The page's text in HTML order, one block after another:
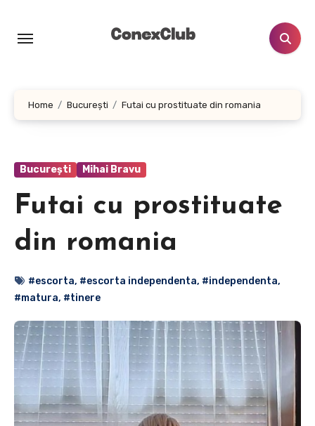
content
Home București Futai cu prostituate din romania
București Mihai Bravu
Futai cu prostituate
din romania
#escorta, #escorta independenta, #independenta,
#matura, #tinere